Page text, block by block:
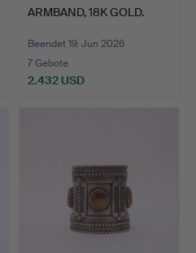
ARMBAND, 18K GOLD.
Beendet 19. Jun 2026
7 Gebote
2.432 USD